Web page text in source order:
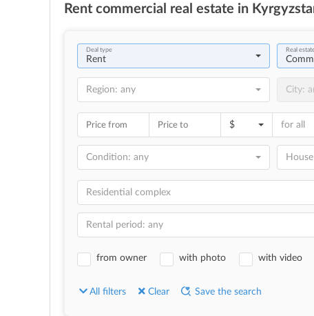
Rent commercial real estate in
Rent
Region: any City:
Price from Price to $ for all
Condition: any
Residential complex
Rental period: any
from owner with photo with video
All filters Clear Save the search